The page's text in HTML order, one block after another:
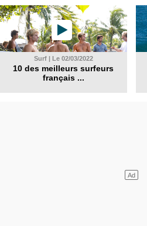
Surf | Le 02/03/2022
10 des meilleurs surfeurs
français ...